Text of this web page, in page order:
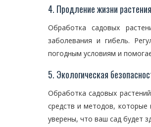
4. Продление жизни
Обработка садовых
заболевания и гибель.
погодным условиям и
5. Экологическая
Обработка садовых
средств и методов,
уверены, что ваш сад будет